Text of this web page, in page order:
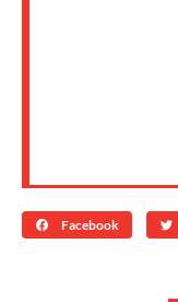
Facebook